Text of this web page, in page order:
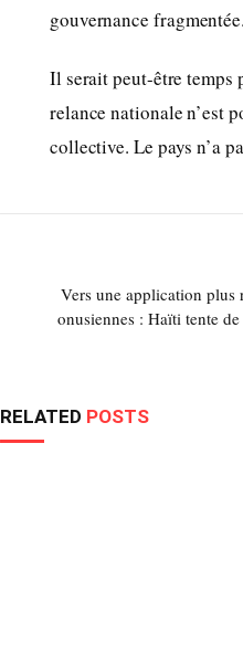
gouvernance fragmentée.
Il serait peut-être temps
relance nationale n’est
collective. Le pays n’a
Vers une application plus
onusiennes : Haïti tente
RELATED POSTS